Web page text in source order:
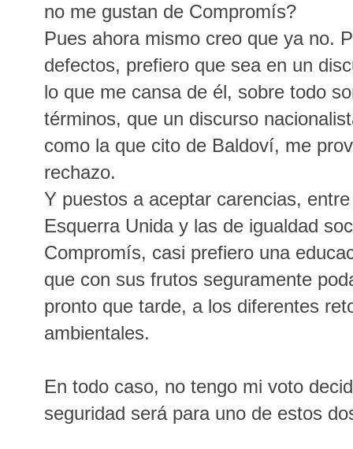
no me gustan de Compromís?
Pues ahora mismo creo que ya no.
defectos, prefiero que sea en un
lo que me cansa de él, sobre todo
términos, que un discurso
como la que cito de Baldoví, me
rechazo.
Y puestos a aceptar carencias,
Esquerra Unida y las de igualdad
Compromís, casi prefiero una
que con sus frutos seguramente
pronto que tarde, a los diferentes
ambientales.
En todo caso, no tengo mi voto
seguridad será para uno de estos